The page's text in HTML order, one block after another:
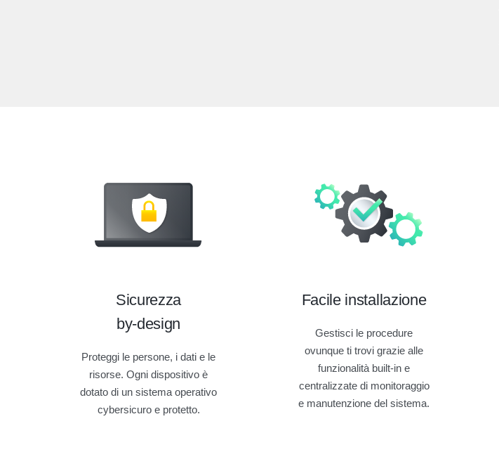
Sicurezza
by-design
Proteggi le persone, i dati e le
risorse. Ogni dispositivo è
dotato di un sistema operativo
cybersicuro e protetto.
Facile installazione
Gestisci le procedure
ovunque ti trovi grazie alle
funzionalità built-in e
centralizzate di monitoraggio
e manutenzione del sistema.